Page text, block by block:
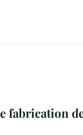
fabrication